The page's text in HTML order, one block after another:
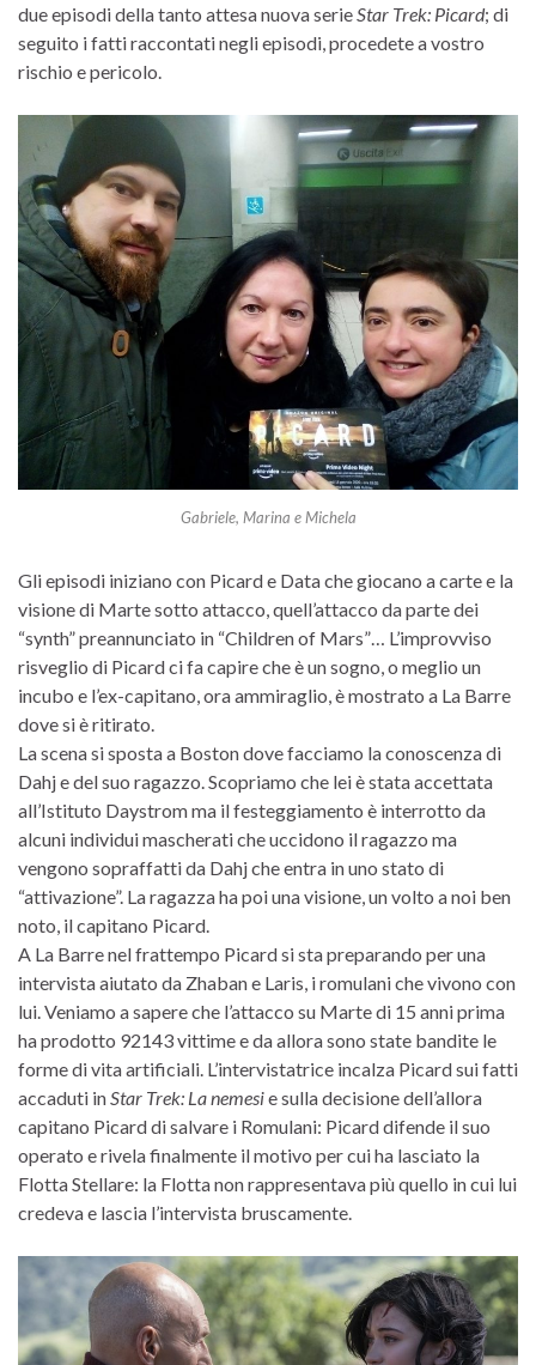
due episodi della tanto attesa nuova serie Star Trek: Picard; di
seguito i fatti raccontati negli episodi, procedete a vostro
rischio e pericolo.
Gabriele, Marina e Michela
Gli episodi iniziano con Picard e Data che giocano a carte e la
visione di Marte sotto attacco, quell’attacco da parte dei
“synth” preannunciato in “Children of Mars”… L’improvviso
risveglio di Picard ci fa capire che è un sogno, o meglio un
incubo e l’ex-capitano, ora ammiraglio, è mostrato a La Barre
dove si è ritirato.
La scena si sposta a Boston dove facciamo la conoscenza di
Dahj e del suo ragazzo. Scopriamo che lei è stata accettata
all’Istituto Daystrom ma il festeggiamento è interrotto da
alcuni individui mascherati che uccidono il ragazzo ma
vengono sopraffatti da Dahj che entra in uno stato di
“attivazione”. La ragazza ha poi una visione, un volto a noi ben
noto, il capitano Picard.
A La Barre nel frattempo Picard si sta preparando per una
intervista aiutato da Zhaban e Laris, i romulani che vivono con
lui. Veniamo a sapere che l’attacco su Marte di 15 anni prima
ha prodotto 92143 vittime e da allora sono state bandite le
forme di vita artificiali. L’intervistatrice incalza Picard sui fatti
accaduti in Star Trek: La nemesie sulla decisione dell’allora
capitano Picard di salvare i Romulani: Picard difende il suo
operato e rivela finalmente il motivo per cui ha lasciato la
Flotta Stellare: la Flotta non rappresentava più quello in cui lui
credeva e lascia l’intervista bruscamente.